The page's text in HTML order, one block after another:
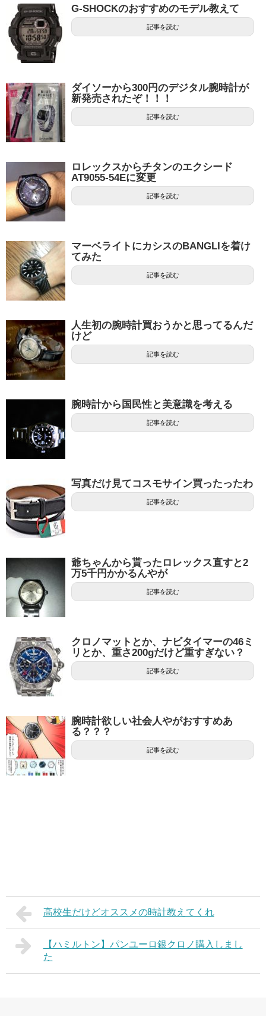
G-SHOCKのおすすめのモデル教えて
記事を読む
ダイソーから300円のデジタル腕時計が
新発売されたぞ！！！
記事を読む
ロレックスからチタンのエクシード
AT9055-54Eに変更
記事を読む
マーベライトにカシスのBANGLIを着け
てみた
記事を読む
人生初の腕時計買おうかと思ってるんだ
けど
記事を読む
腕時計から国民性と美意識を考える
記事を読む
写真だけ見てコスモサイン買ったったわ
記事を読む
爺ちゃんから貰ったロレックス直すと2
万5千円かかるんやが
記事を読む
クロノマットとか、ナビタイマーの46ミ
リとか、重さ200gだけど重すぎない？
記事を読む
腕時計欲しい社会人やがおすすめあ
る？？？
記事を読む
高校生だけどオススメの時計教えてくれ
【ハミルトン】パンユーロ銀クロノ購入しまし
た